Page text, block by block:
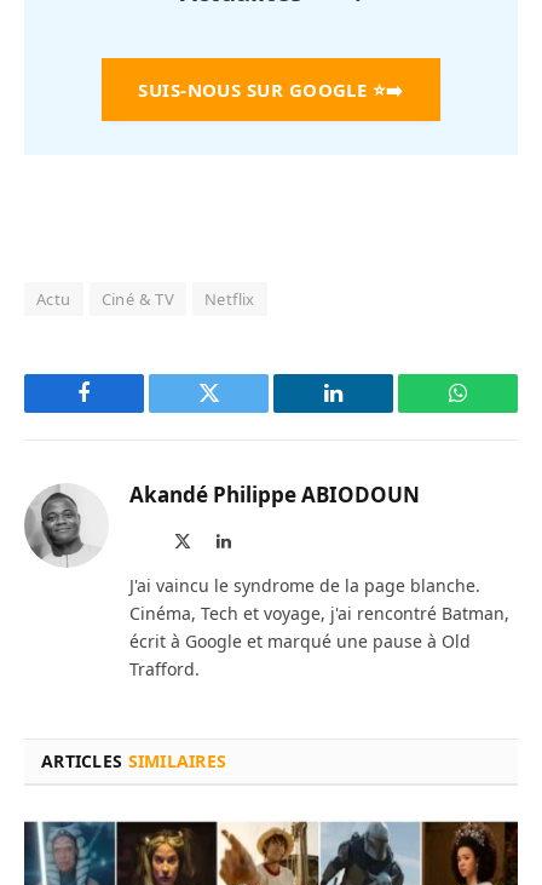
SUIS-NOUS SUR GOOGLE ⭐➡️
Actu Ciné & TV Netflix
Facebook Twitter LinkedIn
Akandé Philippe ABIODOUN
LinkedIn
J'ai vaincu le syndrome de la page blanche.
Cinéma, Tech et voyage, j'ai rencontré Batman,
écrit à Google et marqué une pause à Old
Trafford.
ARTICLES SIMILAIRES